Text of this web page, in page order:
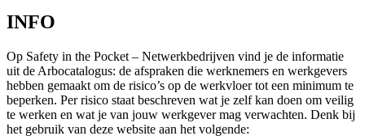
INFO
Op Safety in the Pocket – Netwerkbedrijven vind je de informatie
uit de Arbocatalogus: de afspraken die werknemers en werkgevers
hebben gemaakt om de risico’s op de werkvloer tot een minimum te
beperken. Per risico staat beschreven wat je zelf kan doen om veilig
te werken en wat je van jouw werkgever mag verwachten. Denk bij
het gebruik van deze website aan het volgende: